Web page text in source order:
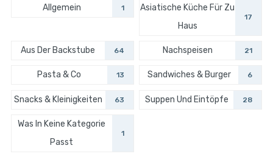
Allgemein 1
Asiatische Küche Für Zu
Haus
17
Aus Der Backstube 64 Nachspeisen 21
Pasta & Co 13 Sandwiches & Burger 6
Snacks & Kleinigkeiten 63 Suppen Und Eintöpfe 28
Was In Keine Kategorie
Passt
1